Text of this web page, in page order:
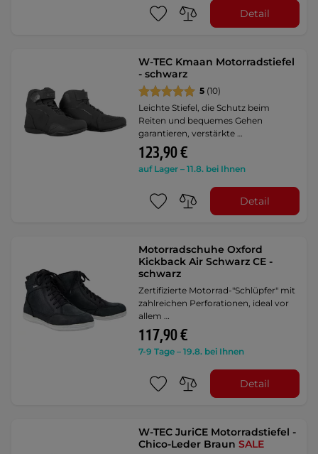
Detail
W-TEC Kmaan Motorradstiefel
- schwarz
5 (10)
Leichte Stiefel, die Schutz beim
Reiten und bequemes Gehen
garantieren, verstärkte …
123,90 €
auf Lager – 11.8. bei Ihnen
Detail
Motorradschuhe Oxford
Kickback Air Schwarz CE -
schwarz
Zertifizierte Motorrad-"Schlüpfer" mit
zahlreichen Perforationen, ideal vor
allem …
117,90 €
7-9 Tage – 19.8. bei Ihnen
Detail
W-TEC JuriCE Motorradstiefel -
Chico-Leder BraunSALE